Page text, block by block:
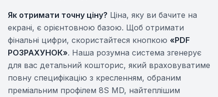
Як отримати точну ціну? Ціна, яку ви бачите на
екрані, є орієнтовною базою. Щоб отримати
фінальні цифри, скористайтеся кнопкою «PDF
РОЗРАХУНОК». Наша розумна система згенерує
для вас детальний кошторис, який враховуватиме
повну специфікацію з кресленням, обраним
преміальним профілем 8S MD, найтеплішим